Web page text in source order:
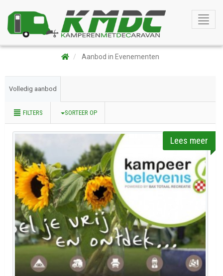
Toggle
Aanbod in Evenementen
Volledig aanbod
FILTERS SORTEER OP
Lees meer